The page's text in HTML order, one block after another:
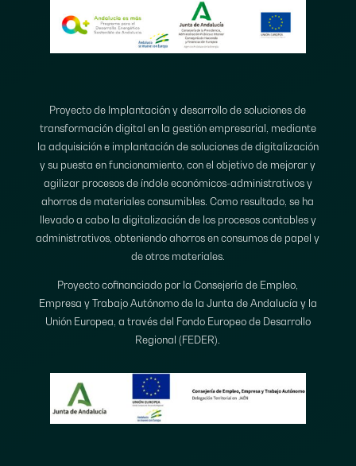
Proyecto de Implantación y desarrollo de soluciones de
transformación digital en la gestión empresarial, mediante
la adquisición e implantación de soluciones de digitalización
y su puesta en funcionamiento, con el objetivo de mejorar y
agilizar procesos de índole económicos-administrativos y
ahorros de materiales consumibles. Como resultado, se ha
llevado a cabo la digitalización de los procesos contables y
administrativos, obteniendo ahorros en consumos de papel y
de otros materiales.
Proyecto cofinanciado por la Consejería de Empleo,
Empresa y Trabajo Autónomo de la Junta de Andalucía y la
Unión Europea, a través del Fondo Europeo de Desarrollo
Regional (FEDER).